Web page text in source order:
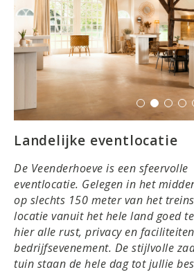
Landelijke eventlocatie
De Veenderhoeve is een sfeervolle
eventlocatie. Gelegen in het
op slechts 150 meter van het
locatie vanuit het hele land goed
hier alle rust, privacy en
bedrijfsevenement. De stijlvolle
tuin staan de hele dag tot jullie